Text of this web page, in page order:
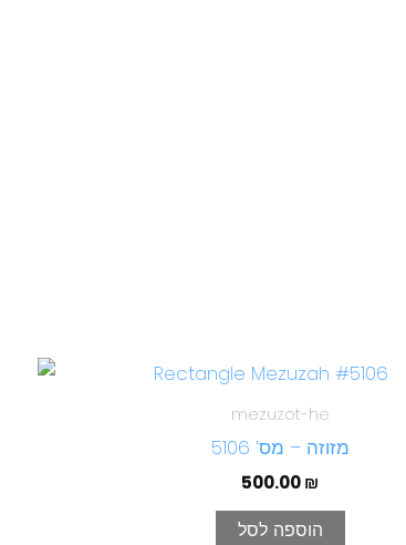
mezuzot-he
מזוזה – מס’ 5106
500.00₪
הוספה לסל